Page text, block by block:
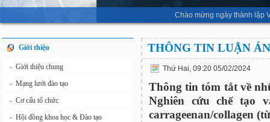
Chào mừng ngày thành lập
Giới thiệu
» Giới thiệu chung
» Mạng lưới đào tạo
» Cơ cấu tổ chức
» Hội đồng khoa học & Đào tạo
THÔNG TIN LUẬN ÁN
Thứ Hai, 09:20 05/02/2024
Thông tin tóm tắt về
Nghiên cứu chế tạo
carrageenan/collagen